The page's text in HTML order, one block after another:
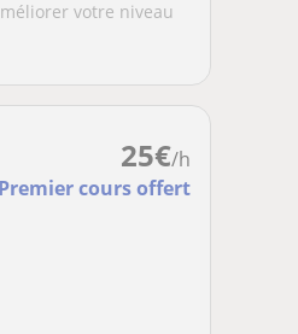
votre niveau
25€/h
Premier cours offert